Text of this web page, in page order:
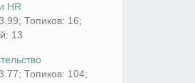
HR
Топиков: 16;
13
Топиков: 104;